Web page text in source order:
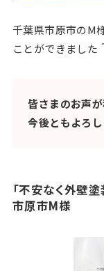
千葉県市原市のM
ことができました
皆さまのお声
今後ともよろし
「不安なく外壁
市原市M様